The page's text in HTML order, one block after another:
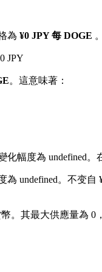
為 ¥0 JPY 每 DOGE
JPY
。這意味著：
幅度為 undefined。
undefined。不变自
。其最大供應量為